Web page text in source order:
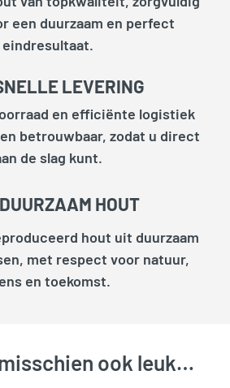
een duurzaam en perfect
eindresultaat.
LEVERING
en efficiënte logistiek
betrouwbaar, zodat u direct
de slag kunt.
DUURZAAM HOUT
hout uit duurzaam
met respect voor natuur,
en toekomst.
ook leuk…